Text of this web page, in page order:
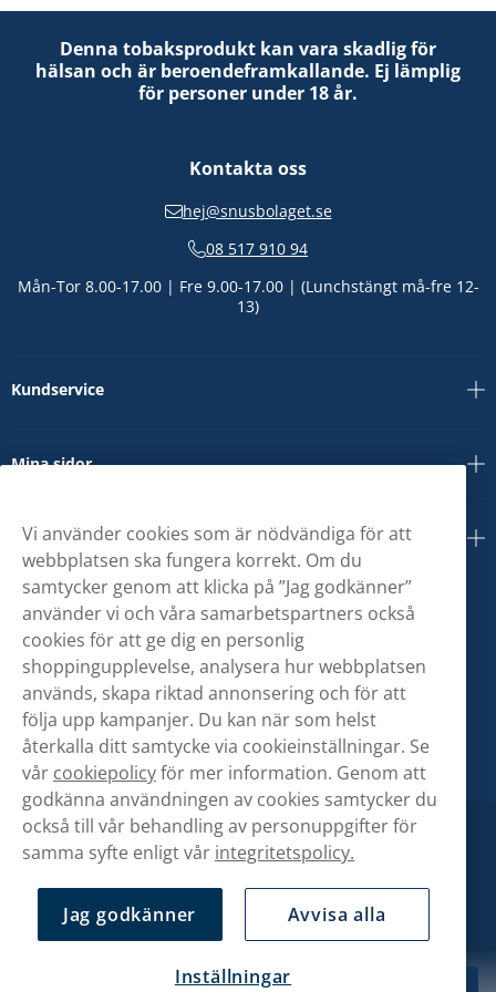
Denna tobaksprodukt kan vara skadlig för
hälsan och är beroendeframkallande. Ej lämplig
för personer under 18 år.
Kontakta oss
hej@snusbolaget.se
08 517 910 94
Mån-Tor 8.00-17.00 | Fre 9.00-17.00 | (Lunchstängt må-fre 12-
13)
Kundservice
Mina sidor
Om oss
Vi använder cookies som är nödvändiga för att
webbplatsen ska fungera korrekt. Om du
samtycker genom att klicka på ”Jag godkänner”
använder vi och våra samarbetspartners också
cookies för att ge dig en personlig
shoppingupplevelse, analysera hur webbplatsen
används, skapa riktad annonsering och för att
följa upp kampanjer. Du kan när som helst
återkalla ditt samtycke via cookieinställningar. Se
vår cookiepolicyför mer information. Genom att
godkänna användningen av cookies samtycker du
också till vår behandling av personuppgifter för
samma syfte enligt vår integritetspolicy.
Jag godkänner Avvisa alla
Inställningar